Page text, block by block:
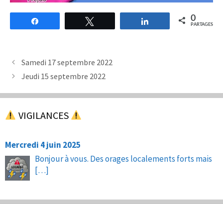
Partagez 0
PARTAGES
Samedi 17 septembre 2022
Jeudi 15 septembre 2022
VIGILANCES
Mercredi 4 juin 2025
Bonjour à vous. Des orages localements forts mais
[…]